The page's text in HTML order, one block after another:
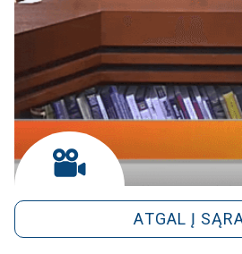
ATGAL Į